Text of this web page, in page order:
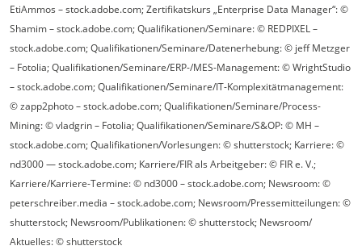
EtiAmmos – stock.adobe.com; Zertifikatskurs „Enterprise Data Manager“: ©
Shamim – stock.adobe.com; Qualifikationen/Seminare: © REDPIXEL –
stock.adobe.com;Qualifikationen/Seminare/Datenerhebung: © jeff Metzger
– Fotolia; Qualifikationen/Seminare/ERP-/MES-Management: © WrightStudio
– stock.adobe.com; Qualifikationen/Seminare/IT-Komplexitätmanagement:
© zapp2photo – stock.adobe.com; Qualifikationen/Seminare/Process-
Mining: © vladgrin – Fotolia; Qualifikationen/Seminare/S&OP: © MH –
stock.adobe.com; Qualifikationen/Vorlesungen: © shutterstock; Karriere: ©
nd3000 — stock.adobe.com; Karriere/FIR als Arbeitgeber: © FIR e. V.;
Karriere/Karriere-Termine: © nd3000 – stock.adobe.com; Newsroom: ©
peterschreiber.media – stock.adobe.com; Newsroom/Pressemitteilungen: ©
shutterstock; Newsroom/Publikationen: © shutterstock; Newsroom/
Aktuelles: © shutterstock